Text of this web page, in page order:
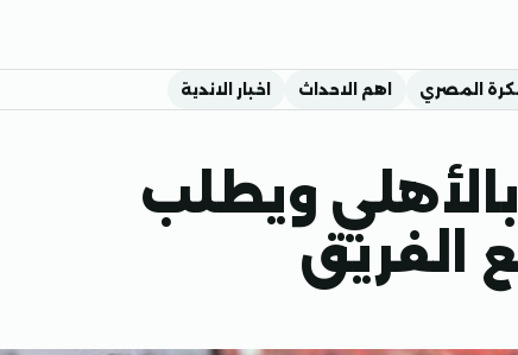
المصري اهم الاحداث اخبار الاندية
ويطلب
الفريق